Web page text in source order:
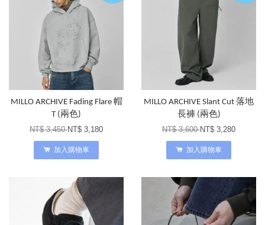
MILLO ARCHIVE Fading Flare 帽
T (兩色)
NT$ 3,450NT$ 3,180
加入購物車
MILLO ARCHIVE Slant Cut 落地
長褲 (兩色)
NT$ 3,600NT$ 3,280
加入購物車